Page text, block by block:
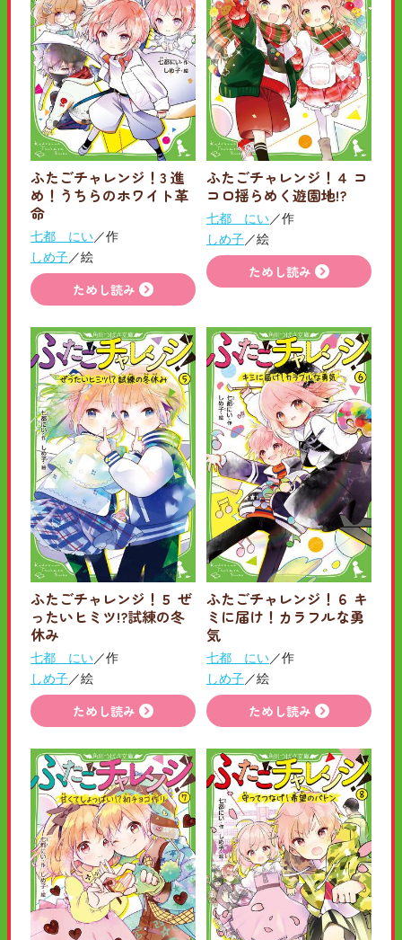
ふたごチャレンジ！3 進
め！うちらのホワイト革
命
七都 にい／作
しめ子／絵
ためし読み
ふたごチャレンジ！４ コ
コロ揺らめく遊園地!?
七都 にい／作
しめ子／絵
ためし読み
ふたごチャレンジ！５ ぜ
ったいヒミツ!?試練の冬
休み
七都 にい／作
しめ子／絵
ためし読み
ふたごチャレンジ！６ キ
ミに届け！カラフルな勇
気
七都 にい／作
しめ子／絵
ためし読み